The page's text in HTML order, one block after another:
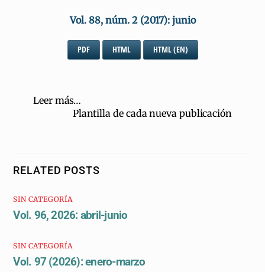
Vol. 88, núm. 2 (2017): junio
PDF HTML HTML (EN)
Leer más…
Plantilla de cada nueva publicación
RELATED POSTS
SIN CATEGORÍA
Vol. 96, 2026: abril-junio
SIN CATEGORÍA
Vol. 97 (2026): enero-marzo